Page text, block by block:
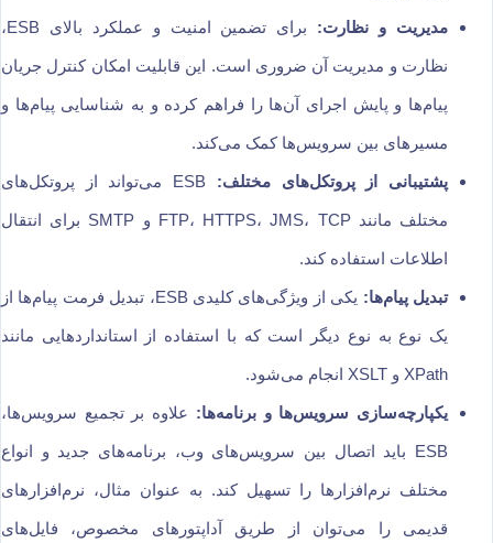
مدیریت و نظارت: برای تضمین امنیت و عملکرد بالای ESB،
نظارت و مدیریت آن ضروری است. این قابلیت امکان کنترل جریان
پیام‌ها و پایش اجرای آن‌ها را فراهم کرده و به شناسایی پیام‌ها و
مسیرهای بین سرویس‌ها کمک می‌کند.
پشتیبانی از پروتکل‌های مختلف: ESB می‌تواند از پروتکل‌های
مختلف مانند FTP، HTTPS، JMS، TCP و SMTP برای انتقال
اطلاعات استفاده کند.
تبدیل پیام‌ها: یکی از ویژگی‌های کلیدی ESB، تبدیل فرمت پیام‌ها از
یک نوع به نوع دیگر است که با استفاده از استانداردهایی مانند
XPath و XSLT انجام می‌شود.
یکپارچه‌سازی سرویس‌ها و برنامه‌ها: علاوه بر تجمیع سرویس‌ها،
ESB باید اتصال بین سرویس‌های وب، برنامه‌های جدید و انواع
مختلف نرم‌افزارها را تسهیل کند. به عنوان مثال، نرم‌افزارهای
قدیمی را می‌توان از طریق آداپتورهای مخصوص، فایل‌های